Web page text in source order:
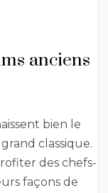
anciens
bien le
classique.
des chefs-
façons de